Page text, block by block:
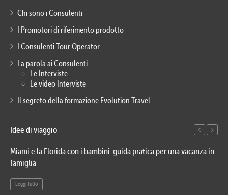
Chi sono i Consulenti
I Promotori di riferimento prodotto
I Consulenti Tour Operator
La parola ai Consulenti
Le Interviste
Le video Interviste
Il segreto della formazione Evolution Travel
Idee di viaggio
Miami e la Florida con i bambini: guida pratica per una vacanza in
famiglia
Leggi Tutto